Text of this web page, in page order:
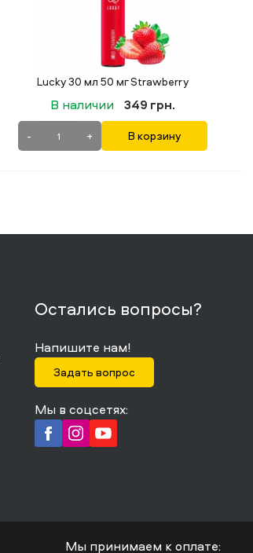
Lucky 30 мл 50 мг Juice Peach
В наличии 349 грн.
+ В корзину
Остались вопросы?
Напишите нам!
Задать вопрос
Мы в соцсетях:
Мы принимаем к оплате: